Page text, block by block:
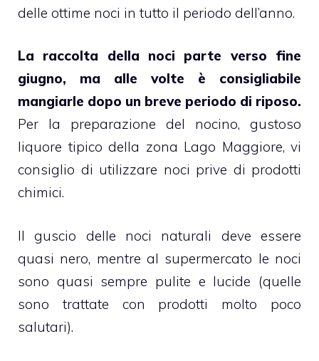
delle ottime noci in tutto il periodo dell’anno.
La raccolta della noci parte verso fine
giugno, ma alle volte è consigliabile
mangiarle dopo un breve periodo di riposo.
Per la preparazione del nocino, gustoso
liquore tipico della zona Lago Maggiore, vi
consiglio di utilizzare noci prive di prodotti
chimici.
Il guscio delle noci naturali deve essere
quasi nero, mentre al supermercato le noci
sono quasi sempre pulite e lucide (quelle
sono trattate con prodotti molto poco
salutari).